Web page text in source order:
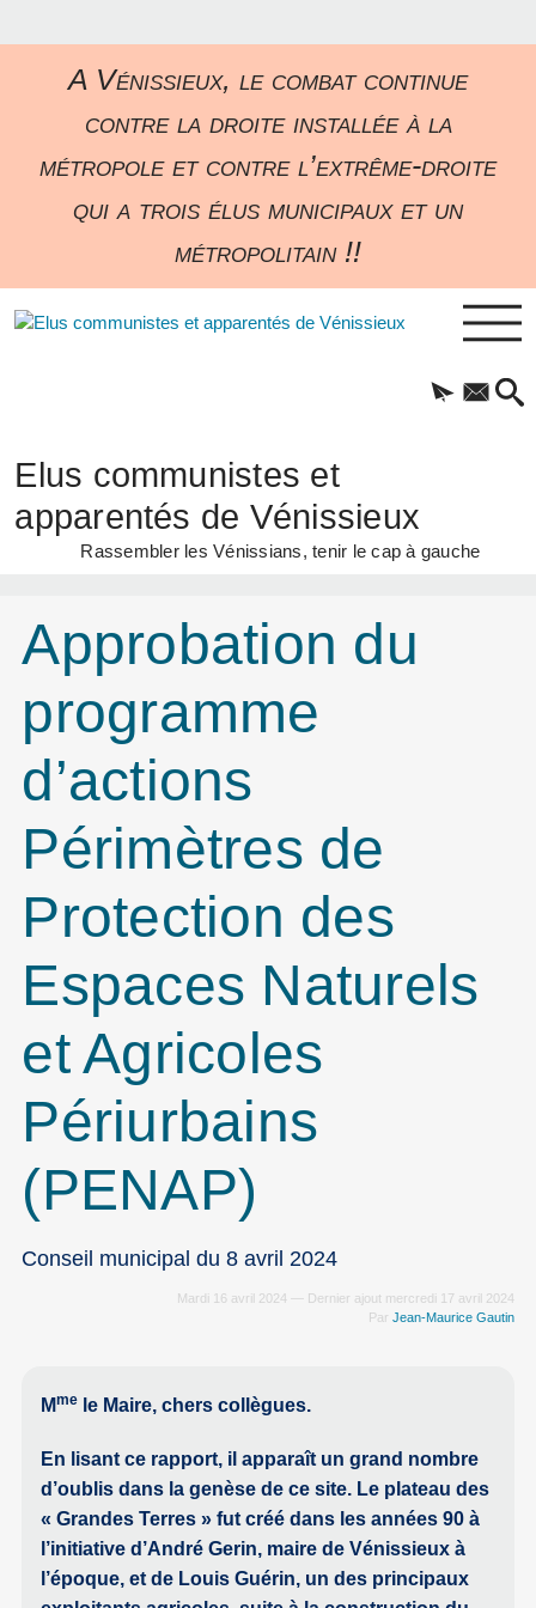
A Vénissieux, le combat continue
contre la droite installée à la
métropole et contre l’extrême-droite
qui a trois élus municipaux et un
métropolitain !!
Elus communistes et
apparentés de Vénissieux
Rassembler les Vénissians, tenir le cap à gauche
Approbation du
programme
d’actions
Périmètres de
Protection des
Espaces Naturels
et Agricoles
Périurbains
(PENAP)
Conseil municipal du 8 avril 2024
Mardi 16 avril 2024 — Dernier ajout mercredi 17 avril 2024
Par Jean-Maurice Gautin
Mme le Maire, chers collègues.
En lisant ce rapport, il apparaît un grand nombre
d’oublis dans la genèse de ce site. Le plateau des
« Grandes Terres » fut créé dans les années 90 à
l’initiative d’André Gerin, maire de Vénissieux à
l’époque, et de Louis Guérin, un des principaux